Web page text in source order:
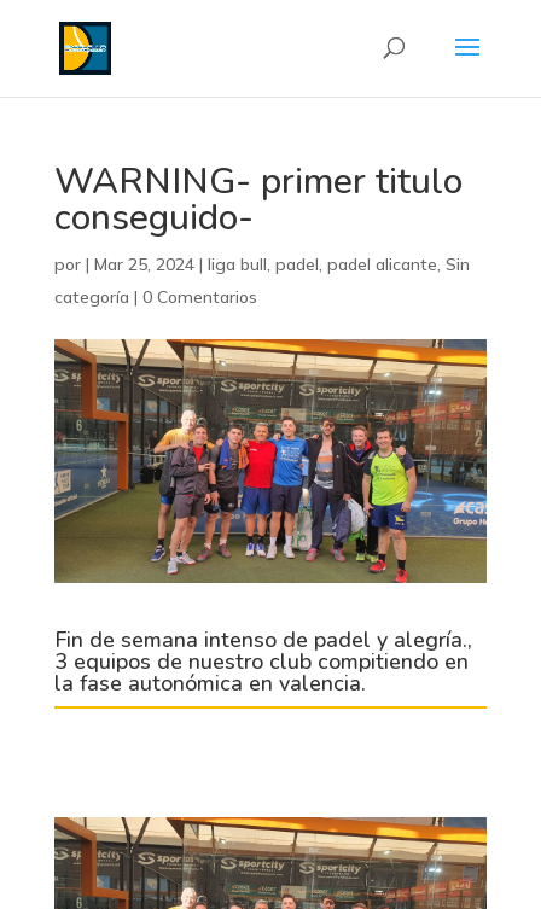
WARNING- primer titulo
conseguido-
por | Mar 25, 2024| liga bull, padel, padel alicante, Sin
categoría | 0 Comentarios
Fin de semana intenso de padel y alegría.,
3 equipos de nuestro club compitiendo en
la fase autonómica en valencia.